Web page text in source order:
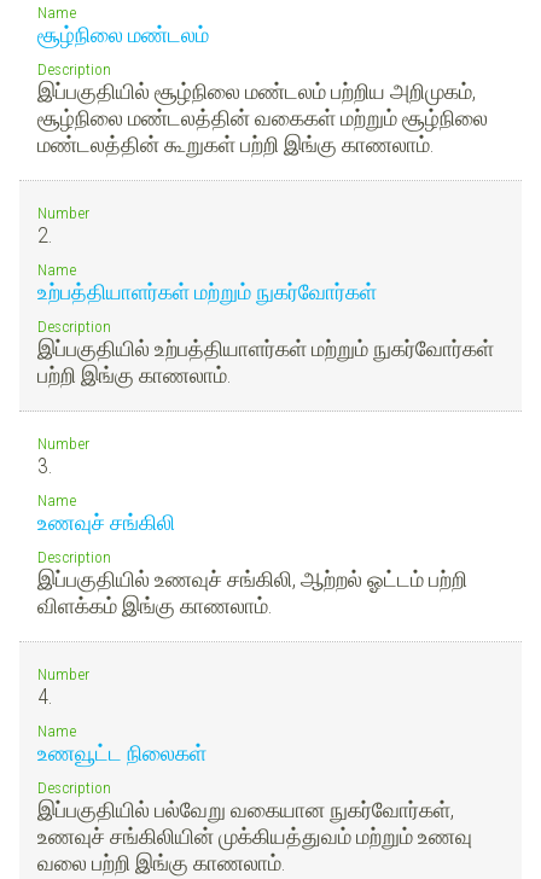
Name
சூழ்நிலை மண்டலம்
Description
இப்பகுதியில் சூழ்நிலை மண்டலம் பற்றிய அறிமுகம்,
சூழ்நிலை மண்டலத்தின் வகைகள் மற்றும் சூழ்நிலை
மண்டலத்தின் கூறுகள் பற்றி இங்கு காணலாம்.
Number
2.
Name
உற்பத்தியாளர்கள் மற்றும் நுகர்வோர்கள்
Description
இப்பகுதியில் உற்பத்தியாளர்கள் மற்றும் நுகர்வோர்கள்
பற்றி இங்கு காணலாம்.
Number
3.
Name
உணவுச் சங்கிலி
Description
இப்பகுதியில் உணவுச் சங்கிலி, ஆற்றல் ஓட்டம் பற்றி
விளக்கம் இங்கு காணலாம்.
Number
4.
Name
உணவூட்ட நிலைகள்
Description
இப்பகுதியில் பல்வேறு வகையான நுகர்வோர்கள்,
உணவுச் சங்கிலியின் முக்கியத்துவம் மற்றும் உணவு
வலை பற்றி இங்கு காணலாம்.